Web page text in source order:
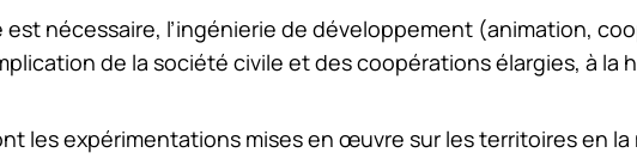
nécessaire, l’ingénierie de développement (animation,
de la société civile et des coopérations élargies, à la
les expérimentations mises en œuvre sur les territoires en la